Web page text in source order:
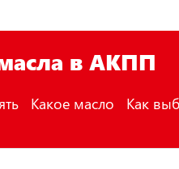
в АКПП
Какое масло Как